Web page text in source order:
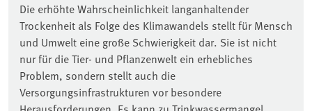
Die erhöhte Wahrscheinlichkeit langanhaltender
Trockenheit als Folge des Klimawandels stellt für Mensch
und Umwelt eine große Schwierigkeit dar. Sie ist nicht
nur für die Tier- und Pflanzenwelt ein erhebliches
Problem, sondern stellt auch die
Versorgungsinfrastrukturen vor besondere